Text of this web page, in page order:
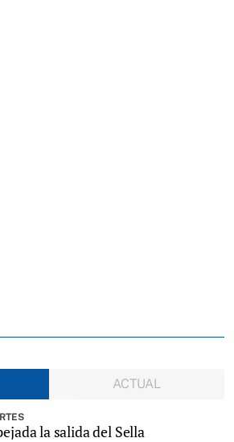
ACTUAL
la salida del Sella